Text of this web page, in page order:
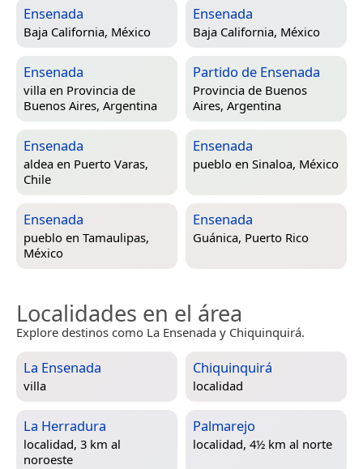
Ensenada
Baja California, México
Ensenada
Baja California, México
Ensenada
villa en Provincia de
Buenos Aires, Argentina
Partido de Ensenada
Provincia de Buenos
Aires, Argentina
Ensenada
aldea en Puerto Varas,
Chile
Ensenada
pueblo en Sinaloa, México
Ensenada
pueblo en Tamaulipas,
México
Ensenada
Guánica, Puerto Rico
Localidades en el área
Explore destinos como La Ensenada y Chiquinquirá.
La Ensenada
villa
Chiquinquirá
localidad
La Herradura
localidad, 3 km al
noroeste
Palmarejo
localidad, 4½ km al norte